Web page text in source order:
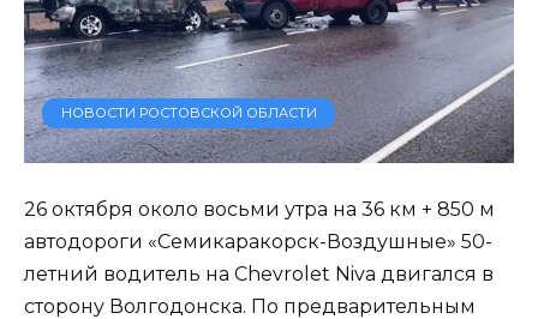
НОВОСТИ РОСТОВСКОЙ ОБЛАСТИ
26 октября около восьми утра на 36 км + 850 м
автодороги «Семикаракорск-Воздушные» 50-
летний водитель на Chevrolet Niva двигался в
сторону Волгодонска. По предварительным